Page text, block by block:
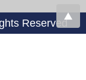
Reserved